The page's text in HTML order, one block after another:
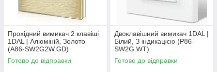
Прохідний вимикач 2 клавіші
1DAL | Алюміній, Золото
(A86-SW2G2W.GD)
Готово до відправки
Двоклавішний вимикач 1DAL |
Білий, З індикацією (P86-
SW2G.WT)
Готово до відправки